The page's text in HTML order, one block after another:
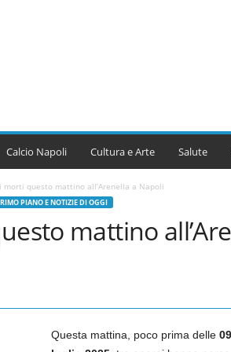
Calcio Napoli Cultura e Arte Salute
morti questo mattino all’Arenella a Napoli
PIANO E NOTIZIE DI OGGI
mattino
Questa mattina, poco prima delle